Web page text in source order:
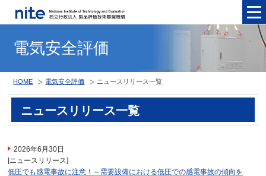
電気安全評価
HOME 電気安全評価 ニュースリリース一覧
ニュースリリース一覧
2026年6月30日
[ニュースリリース]
低圧でも感電事故に注意！～需要設備における低圧での感電事故の傾向を